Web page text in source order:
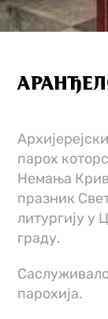
парох
Немања
празник
литургију у
граду.
парохија.